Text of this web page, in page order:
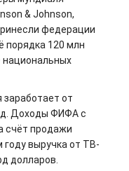
& Johnson,
федерации
порядка 120 млн
национальных
от
д. Доходы ФИФА с
счёт продажи
году выручка от ТВ-
долларов.